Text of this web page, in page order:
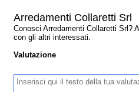
Arredamenti Collaretti Srl
Conosci Arredamenti Collaretti Srl?
con gli altri interessati.
Valutazione